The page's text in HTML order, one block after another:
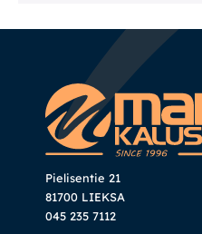
Makuuhuone
Pöydät ja tuolit
Säilytys
Työpöydät ja
Pielisentie 21
81700 LIEKSA
045 235 7112